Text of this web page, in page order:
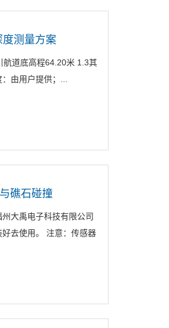
测量方案
航道底高程64.20米 1.3其
由用户提供；...
礁石碰撞
大禹电子科技有限公司
去使用。 注意：传感器